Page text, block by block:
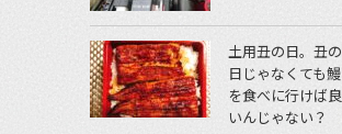
土用丑の日。丑の
日じゃなくても鰻
を食べに行けば良
いんじゃない？